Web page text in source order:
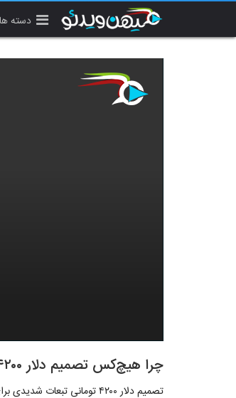
دسته ها
چرا هیچ‌کس تصمیم دلار ۴۲۰۰ تومانی را گردن نمی‌گیرد؟
تصمیم دلار ۴۲۰۰ تومانی